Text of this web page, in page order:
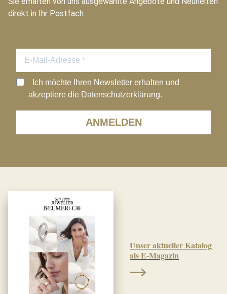
direkt in Ihr Postfach.
ANMELDEN
Ich möchte Ihren Newsletter erhalten und
akzeptiere die Datenschutzerklärung.
Unser aktueller Katalog
als E-Magazin